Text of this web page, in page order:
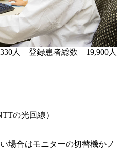
人 登録患者総数 19,900人
の光回線）
場合はモニターの切替機かノ